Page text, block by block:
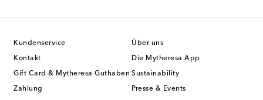
Kundenservice
Kontakt
Gift Card & Mytheresa Guthaben
Zahlung
Über uns
Die Mytheresa App
Sustainability
Presse & Events